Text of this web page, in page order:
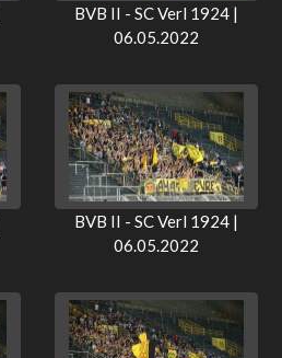
BVB II - SC Verl 1924 |
06.05.2022
BVB II - SC Verl 1924 |
06.05.2022